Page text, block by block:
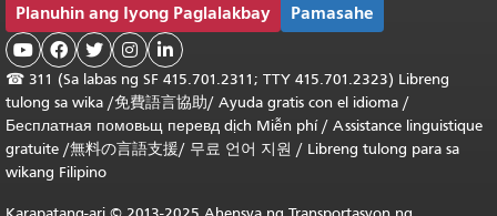
Planuhin ang Iyong Paglalakbay Pamasahe
    
☎ 311 (Sa labas ng SF 415.701.2311; TTY 415.701.2323) Libreng
tulong sa wika /免費語言協助/ Ayuda gratis con el idioma /
Бесплатная помовьщ перевд dịch Miễn phí/ Assistance linguistique
gratuite /無料の言語支援/ 무료 언어 지원 / Libreng tulong para sa
wikang Filipino